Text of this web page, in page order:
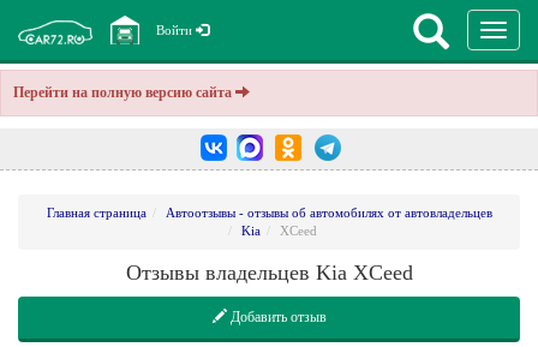
Перейти на полную версию сайта
Войти
Главная страница
Автоотзывы - отзывы об автомобилях от автовладельцев
Kia
XCeed
Отзывы владельцев Kia XCeed
Добавить отзыв